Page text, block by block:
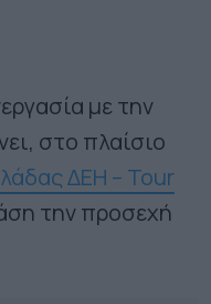
με την
στο πλαίσιο
ΔΕΗ – Tour
την προσεχή